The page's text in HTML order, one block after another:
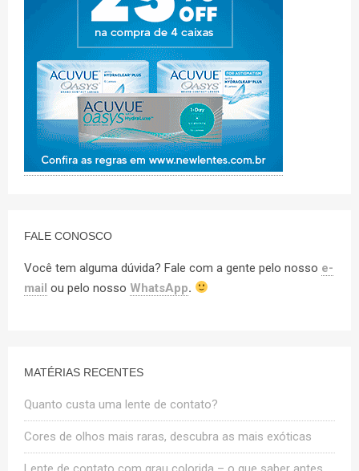
FALE CONOSCO
Você tem alguma dúvida? Fale com a gente pelo nosso e-
mail ou pelo nosso WhatsApp.
MATÉRIAS RECENTES
Quanto custa uma lente de contato?
Cores de olhos mais raras, descubra as mais exóticas